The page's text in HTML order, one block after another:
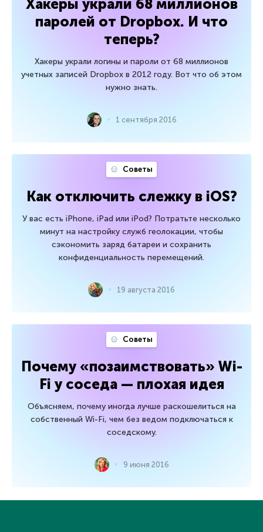
Хакеры украли 68 миллионов
паролей от Dropbox. И что
теперь?
Хакеры украли логины и пароли от 68 миллионов
учетных записей Dropbox в 2012 году. Вот что об этом
нужно знать.
1 сентября 2016
Советы
Как отключить слежку в iOS?
У вас есть iPhone, iPad или iPod? Потратьте несколько
минут на настройку служб геолокации, чтобы
сэкономить заряд батареи и сохранить
конфиденциальность перемещений.
19 августа 2016
Советы
Почему «позаимствовать» Wi-
Fi у соседа — плохая идея
Объясняем, почему иногда лучше раскошелиться на
собственный Wi-Fi, чем без ведом подключаться к
соседскому.
9 июня 2016